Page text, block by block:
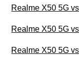
Realme X50 5G
Realme X50 5G
Realme X50 5G